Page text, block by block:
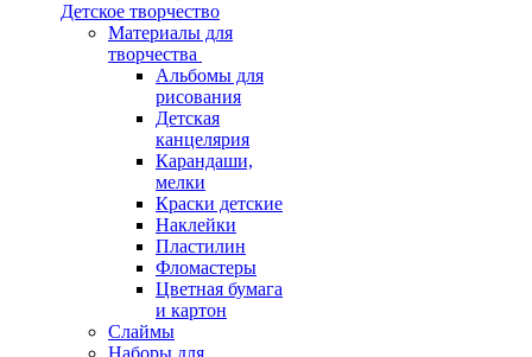
Детское творчество
Материалы для
творчества
Альбомы для
рисования
Детская
канцелярия
Карандаши,
мелки
Краски детские
Наклейки
Пластилин
Фломастеры
Цветная бумага
и картон
Слаймы
Наборы для